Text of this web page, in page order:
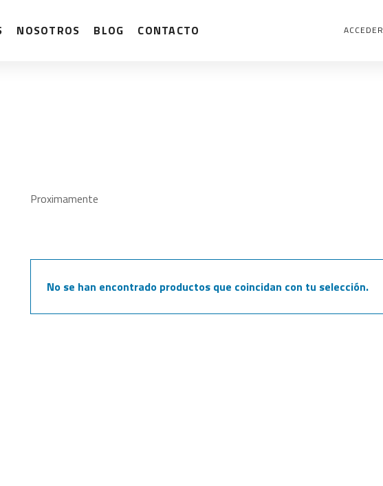
NOSOTROS BLOG CONTACTO ACCEDER
Proximamente
No se han encontrado productos que coincidan con tu selección.